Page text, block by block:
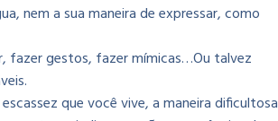
nem a sua maneira de expressar, como
fazer gestos, fazer mímicas…Ou talvez
que você vive, a maneira dificultosa